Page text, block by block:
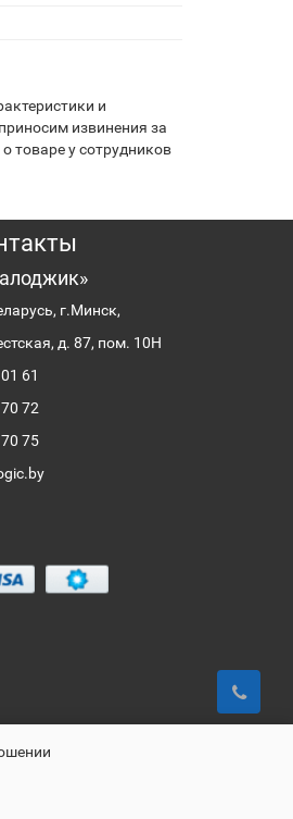
и
извинения за
товаре у сотрудников
г.Минск,
д. 87, пом. 10Н
61
72
75